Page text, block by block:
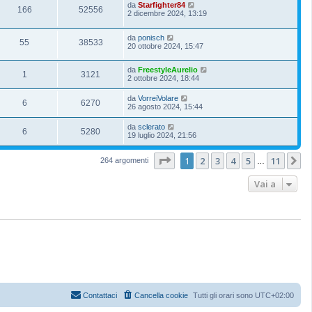
166 52556 da Starfighter84
2 dicembre 2024, 13:19
55 38533 da ponisch
20 ottobre 2024, 15:47
1 3121 da FreestyleAurelio
2 ottobre 2024, 18:44
6 6270 da VorreiVolare
26 agosto 2024, 15:44
6 5280 da sclerato
19 luglio 2024, 21:56
264 argomenti Pagina di 11
1 2 3 4 5 11
Vai a
Tutti gli orari sono UTC+02:00
Cancella cookie
Contattaci